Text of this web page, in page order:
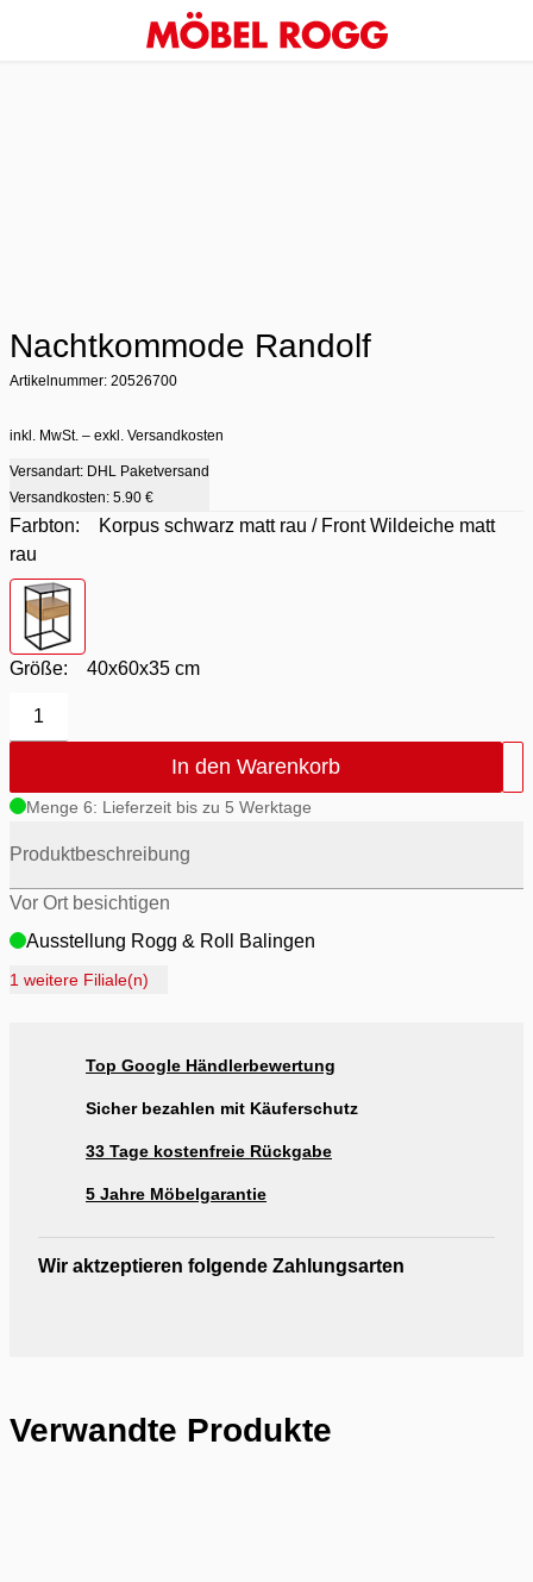
Nachtkommode Randolf
Artikelnummer: 20526700
inkl. MwSt. – exkl. Versandkosten
Versandart: DHL Paketversand
Versandkosten: 5.90 €
Farbton:
Korpus schwarz matt rau / Front Wildeiche matt
rau
Farbton
Größe: 40x60x35 cm
1
In den Warenkorb
Menge 6: Lieferzeit bis zu 5 Werktage
Produktbeschreibung
Vor Ort besichtigen
Ausstellung Rogg & Roll Balingen
Ausstellung Rogg Discount Balingen
Ausstellung Möbel Rogg Reutlingen
1 weitere Filiale(n)
Top Google Händlerbewertung
Sicher bezahlen mit Käuferschutz
33 Tage kostenfreie Rückgabe
5 Jahre Möbelgarantie
Wir aktzeptieren folgende Zahlungsarten
Verwandte Produkte